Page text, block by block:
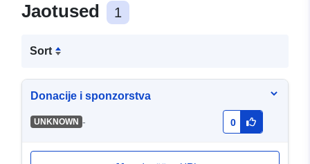
Jaotused 1
Sort
Donacije i sponzorstva
UNKNOWN - 0